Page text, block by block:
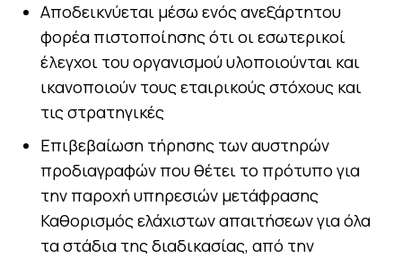
Αποδεικνύεται μέσω ενός ανεξάρτητου
φορέα πιστοποίησης ότι οι εσωτερικοί
έλεγχοι του οργανισμού υλοποιούνται και
ικανοποιούν τους εταιρικούς στόχους και
τις στρατηγικές
Επιβεβαίωση τήρησης των αυστηρών
προδιαγραφών που θέτει το πρότυπο για
την παροχή υπηρεσιών μετάφρασης
Καθορισμός ελάχιστων απαιτήσεων για όλα
τα στάδια της διαδικασίας, από την